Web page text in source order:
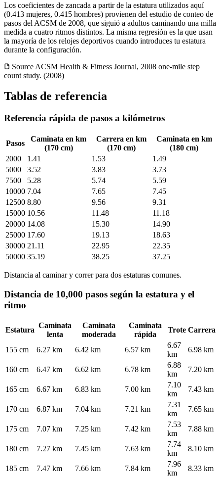
Los coeficientes de zancada a partir de la estatura utilizados aquí
(0.413 mujeres, 0.415 hombres) provienen del estudio de conteo de
pasos del ACSM de 2008, que siguió a adultos caminando una milla
medida a cuatro ritmos distintos. La misma regresión es la que usan
la mayoría de los relojes deportivos cuando introduces tu estatura
durante la configuración.
Source ACSM Health & Fitness Journal, 2008 one-mile step
count study. (2008)
Tablas de referencia
Referencia rápida de pasos a kilómetros
Pasos
Caminata en km
(170 cm)
Carrera en km
(170 cm)
Caminata en km
(180 cm)
2000
1.41 1.53
1.49
5000
3.52 3.83
3.73
7500
5.28 5.74
5.59
10000 7.04 7.65
7.45
12500 8.80 9.56
9.31
15000 10.56 11.48
11.18
20000 14.08 15.30
14.90
25000 17.60 19.13
18.63
30000 21.11 22.95
22.35
50000 35.19 38.25 37.25
Distancia al caminar y correr para dos estaturas comunes.
Distancia de 10,000 pasos según la estatura y el
ritmo
Estatura
Caminata
lenta
Caminata
moderada
Caminata
rápida
Trote Carrera
155 cm 6.27 km 6.42 km 6.57 km
6.67
km
6.98 km
160 cm 6.47 km 6.62 km 6.78 km
6.88
km
7.20 km
165 cm 6.67 km 6.83 km 7.00 km
7.10
km
7.43 km
170 cm 6.87 km 7.04 km 7.21 km
7.31
km
7.65 km
175 cm 7.07 km 7.25 km 7.42 km
7.53
km
7.88 km
180 cm 7.27 km 7.45 km 7.63 km
7.74
km
8.10 km
185 cm 7.47 km 7.66 km 7.84 km
7.96
km
8.33 km